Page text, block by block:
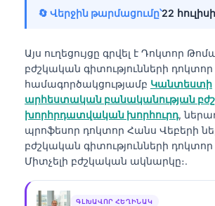
🔄 Վերջին թարմացումը՝22
Այս ուղեցույցը գրվել է Դոկտոր
բժշկական գիտությունների դոկտոր
համագործակցությամբ Կանտեստի
արհեստական բանականության
խորհրդատվական խորհուրդ,
պրոֆեսոր դոկտոր Հանս Վեբերի
բժշկական գիտությունների
Միտչելի բժշկական ակնարկը։.
ԳԼԽԱՎՈՐ ՀԵՂԻՆԱԿ